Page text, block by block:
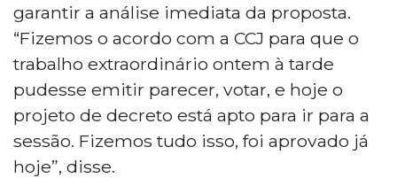
garantir a análise imediata da proposta.
“Fizemos o acordo com a CCJ para que o
trabalho extraordinário ontem à tarde
pudesse emitir parecer, votar, e hoje o
projeto de decreto está apto para ir para a
sessão. Fizemos tudo isso, foi aprovado já
hoje”, disse.